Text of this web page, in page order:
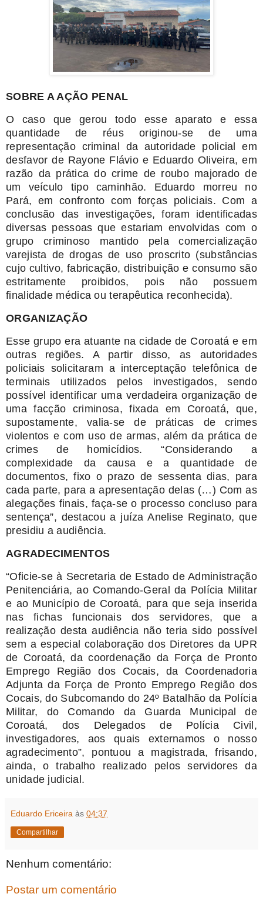
SOBRE A AÇÃO PENAL
O caso que gerou todo esse aparato e essa
quantidade de réus originou-se de uma
representação criminal da autoridade policial em
desfavor de Rayone Flávio e Eduardo Oliveira, em
razão da prática do crime de roubo majorado de
um veículo tipo caminhão. Eduardo morreu no
Pará, em confronto com forças policiais. Com a
conclusão das investigações, foram identificadas
diversas pessoas que estariam envolvidas com o
grupo criminoso mantido pela comercialização
varejista de drogas de uso proscrito (substâncias
cujo cultivo, fabricação, distribuição e consumo são
estritamente proibidos, pois não possuem
finalidade médica ou terapêutica reconhecida).
ORGANIZAÇÃO
Esse grupo era atuante na cidade de Coroatá e em
outras regiões. A partir disso, as autoridades
policiais solicitaram a interceptação telefônica de
terminais utilizados pelos investigados, sendo
possível identificar uma verdadeira organização de
uma facção criminosa, fixada em Coroatá, que,
supostamente, valia-se de práticas de crimes
violentos e com uso de armas, além da prática de
crimes de homicídios. “Considerando a
complexidade da causa e a quantidade de
documentos, fixo o prazo de sessenta dias, para
cada parte, para a apresentação delas (…) Com as
alegações finais, faça-se o processo concluso para
sentença”, destacou a juíza Anelise Reginato, que
presidiu a audiência.
AGRADECIMENTOS
“Oficie-se à Secretaria de Estado de Administração
Penitenciária, ao Comando-Geral da Polícia Militar
e ao Município de Coroatá, para que seja inserida
nas fichas funcionais dos servidores, que a
realização desta audiência não teria sido possível
sem a especial colaboração dos Diretores da UPR
de Coroatá, da coordenação da Força de Pronto
Emprego Região dos Cocais, da Coordenadoria
Adjunta da Força de Pronto Emprego Região dos
Cocais, do Subcomando do 24º Batalhão da Polícia
Militar, do Comando da Guarda Municipal de
Coroatá, dos Delegados de Polícia Civil,
investigadores, aos quais externamos o nosso
agradecimento”, pontuou a magistrada, frisando,
ainda, o trabalho realizado pelos servidores da
unidade judicial.
Eduardo Ericeira às 04:37
Compartilhar
Nenhum comentário:
Postar um comentário